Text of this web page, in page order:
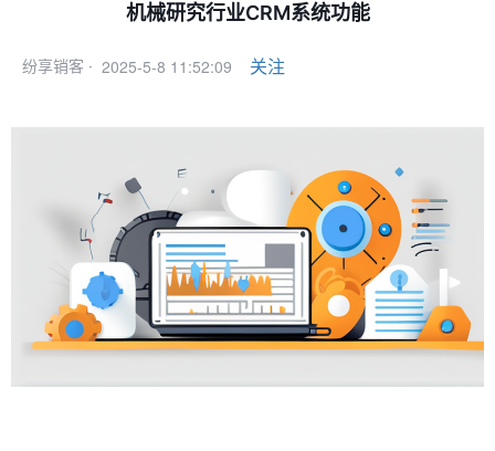
机械研究行业CRM系统功能
纷享销客 · 2025-5-8 11:52:09 关注